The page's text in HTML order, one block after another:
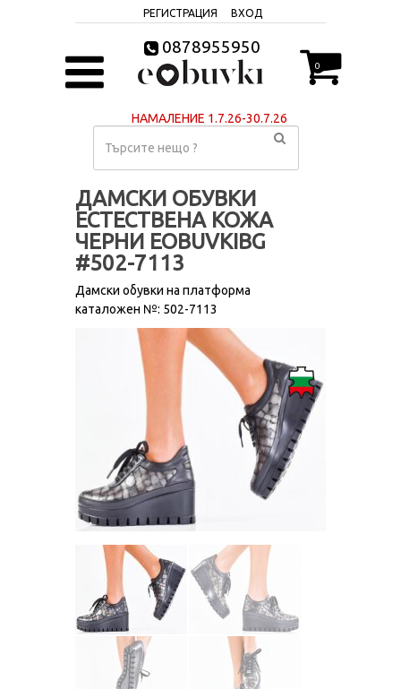
РЕГИСТРАЦИЯ ВХОД
0878955950
0
НАМАЛЕНИЕ 1.7.26-30.7.26
ДАМСКИ ОБУВКИ
ЕСТЕСТВЕНА КОЖА
ЧЕРНИ EOBUVKIBG
#502-7113
Дамски обувки на платформа
каталожен №: 502-7113